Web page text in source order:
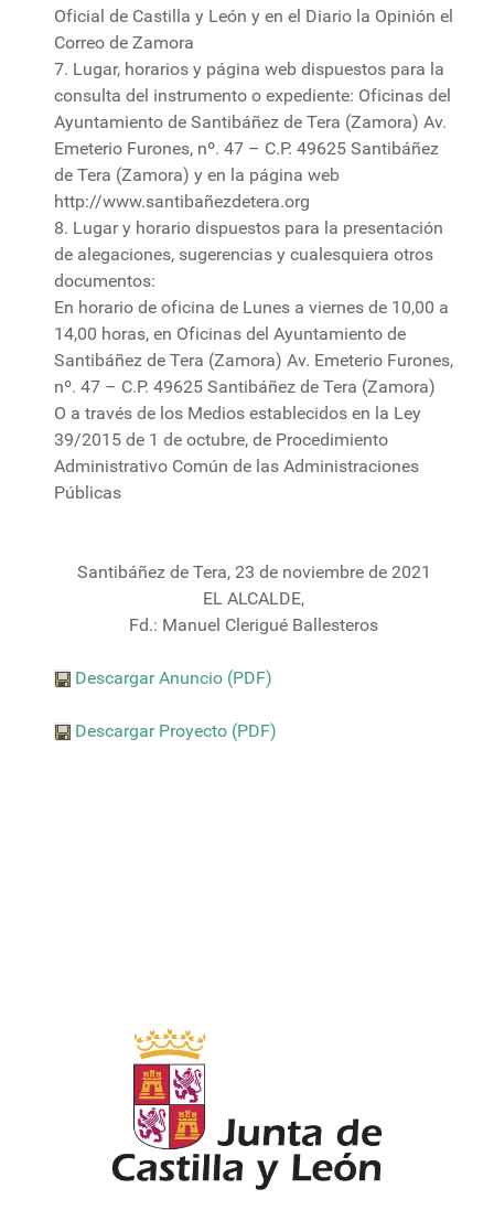
Oficial de Castilla y León y en el Diario la Opinión el
Correo de Zamora
7. Lugar, horarios y página web dispuestos para la
consulta del instrumento o expediente: Oficinas del
Ayuntamiento de Santibáñez de Tera (Zamora) Av.
Emeterio Furones, nº. 47 – C.P. 49625 Santibáñez
de Tera (Zamora) y en la página web
http://www.santibañezdetera.org
8. Lugar y horario dispuestos para la presentación
de alegaciones, sugerencias y cualesquiera otros
documentos:
En horario de oficina de Lunes a viernes de 10,00 a
14,00 horas, en Oficinas del Ayuntamiento de
Santibáñez de Tera (Zamora) Av. Emeterio Furones,
nº. 47 – C.P. 49625 Santibáñez de Tera (Zamora)
O a través de los Medios establecidos en la Ley
39/2015 de 1 de octubre, de Procedimiento
Administrativo Común de las Administraciones
Públicas
Santibáñez de Tera, 23 de noviembre de 2021
EL ALCALDE,
Fd.: Manuel Clerigué Ballesteros
Descargar Anuncio (PDF)
Descargar Proyecto (PDF)